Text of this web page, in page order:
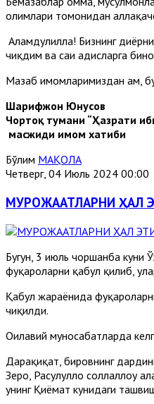
олимлари томонидан
Алҳамдулиллаҳ! Бизнинг
чиқдим ва саҳиҳ ҳадисларга
Мазҳаб имомларимиздан ҳам,
Шарифжон Юнусов
Чортоқ тумани “Ҳазрати
масжиди имом хатиби
Бўлим МАҚОЛА
Четверг, 04 Июль 2024 00:00
МУРОЖААТЛАРНИ ҲАЛ
Бугун, 3 июль чоршанба куни
фуқароларни қабул қилиб,
Қабул жараёнида
чиқилди.
Оилавий муносабатларда
Дарҳақиқат, бировнинг
Зеро, Расулуллоҳ соллаллоҳу
унинг Қиёмат кунидаги